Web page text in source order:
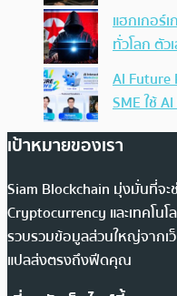
แฮกเกอร์
ทั่วโลก ตัว
AI
SME ใช้
เป้าหมายของเรา
Siam Blockchain มุ่งมั่นที่จะ
Cryptocurrency และเทคโน
รวบรวมข้อมูลส่วนใหญ่จากเว็
แปลส่งตรงถึงฟีดคุณ